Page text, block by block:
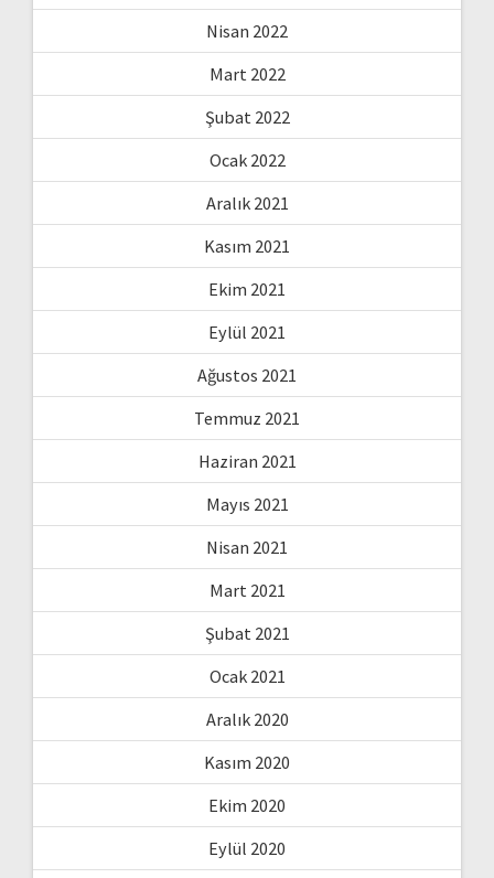
Nisan 2022
Mart 2022
Şubat 2022
Ocak 2022
Aralık 2021
Kasım 2021
Ekim 2021
Eylül 2021
Ağustos 2021
Temmuz 2021
Haziran 2021
Mayıs 2021
Nisan 2021
Mart 2021
Şubat 2021
Ocak 2021
Aralık 2020
Kasım 2020
Ekim 2020
Eylül 2020